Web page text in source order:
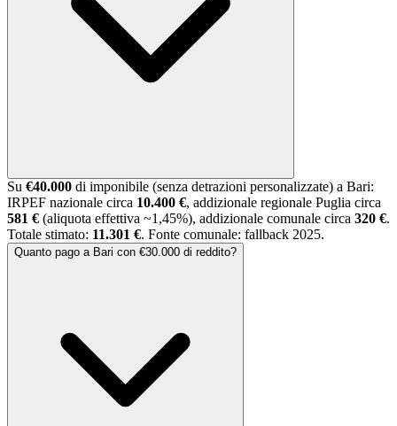
Su €40.000 di imponibile (senza detrazioni personalizzate) a Bari:
IRPEF nazionale circa 10.400 €, addizionale regionale Puglia circa
581 € (aliquota effettiva ~1,45%), addizionale comunale circa 320 €.
Totale stimato: 11.301 €. Fonte comunale: fallback 2025.
Quanto pago a Bari con €30.000 di reddito?